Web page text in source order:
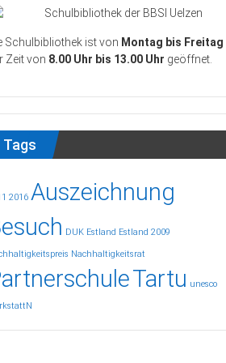
Schulbibliothek ist von Montag bis Freitag
Zeit von 8.00 Uhr bis 13.00 Uhr geöffnet.
Tags
2016 Auszeichnung
DUK Estland Estland 2009
Nachhaltigkeitsrat
Tartu unesco